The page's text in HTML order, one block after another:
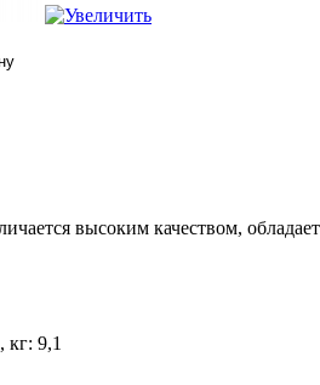
высоким качеством,
кг: 9,1